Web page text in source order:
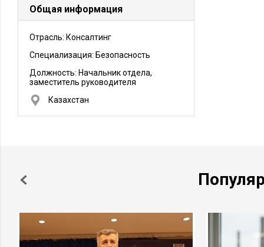
Общая информация
Отрасль: Консалтинг
Специализация: Безопасность
Должность: Начальник отдела,
заместитель руководителя
Казахстан